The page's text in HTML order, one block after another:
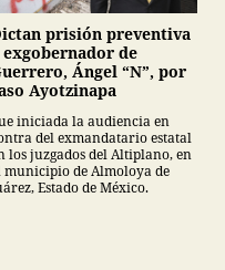
prisión preventiva
exgobernador de
Ángel “N”, por
Ayotzinapa
iniciada la audiencia en
del exmandatario estatal
los juzgados del Altiplano, en
municipio de Almoloya de
Estado de México.